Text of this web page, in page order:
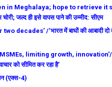
in Meghalaya; hope to retrieve it
जल्द ही इसे वापस पाने की उम्मीद: सीएम
decades’ /‘भारत में बाघों की आबादी दो
limiting growth, innovation’/
को सीमित कर रहा है’
(एक्स-4)